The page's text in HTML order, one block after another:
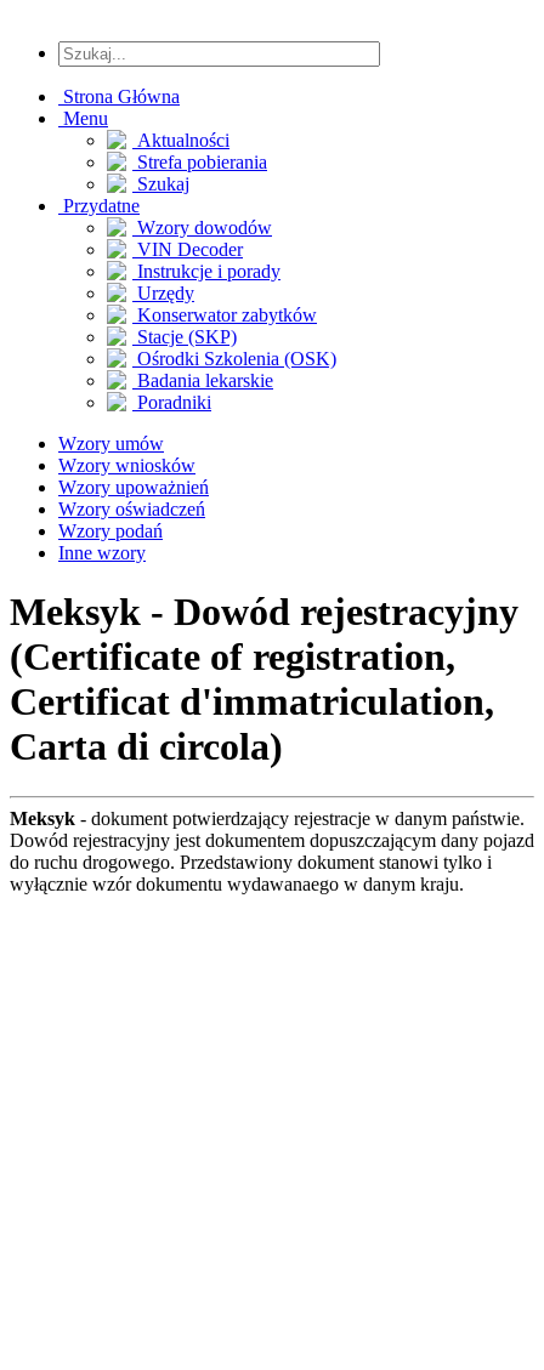
Strona Główna
Menu
Aktualności
Strefa pobierania
Szukaj
Przydatne
Wzory dowodów
VIN Decoder
Instrukcje i porady
Urzędy
Konserwator zabytków
Stacje (SKP)
Ośrodki Szkolenia (OSK)
Badania lekarskie
Poradniki
Wzory umów
Wzory wniosków
Wzory upoważnień
Wzory oświadczeń
Wzory podań
Inne wzory
Meksyk - Dowód rejestracyjny
(Certificate of registration,
Certificat d'immatriculation,
Carta di circola)
Meksyk - dokument potwierdzający rejestracje w danym państwie.
Dowód rejestracyjny jest dokumentem dopuszczającym dany pojazd
do ruchu drogowego. Przedstawiony dokument stanowi tylko i
wyłącznie wzór dokumentu wydawanaego w danym kraju.